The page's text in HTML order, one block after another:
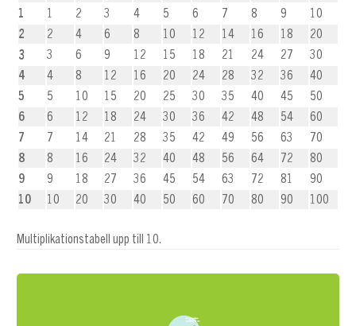
1
1 2 3 4 5 6 7 8 9
10
2
2 4 6 8 10 12 14 16 18
20
3
3 6 9 12 15 18 21 24 27
30
4
4 8 12 16 20 24 28 32 36
40
5
5 10 15 20 25 30 35 40 45
50
6
6 12 18 24 30 36 42 48 54
60
7
7 14 21 28 35 42 49 56 63
70
8
8 16 24 32 40 48 56 64 72
80
9
9 18 27 36 45 54 63 72 81
90
10
10 20 30 40 50 60 70 80 90 100
Multiplikationstabell upp till 10.